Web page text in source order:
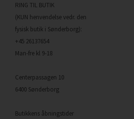
RING TIL BUTIK
(KUN henvendelse vedr. den
fysisk butik i Sønderborg):
+45 26137654
Man-fre kl 9-18
Centerpassagen 10
6400 Sønderborg
Butikkens åbningstider